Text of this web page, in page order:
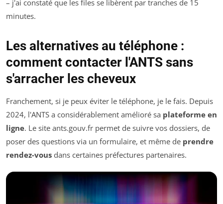
– j'ai constaté que les files se libèrent par tranches de 15
minutes.
Les alternatives au téléphone :
comment contacter l'ANTS sans
s'arracher les cheveux
Franchement, si je peux éviter le téléphone, je le fais. Depuis
2024, l'ANTS a considérablement amélioré sa plateforme en
ligne. Le site ants.gouv.fr permet de suivre vos dossiers, de
poser des questions via un formulaire, et même de prendre
rendez-vous dans certaines préfectures partenaires.